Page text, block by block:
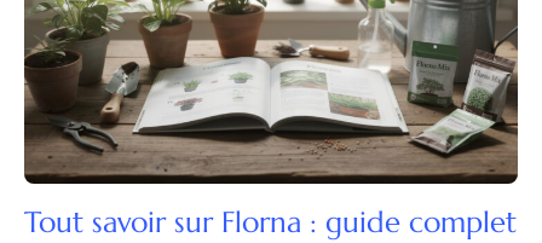
Tout savoir sur Florna : guide complet